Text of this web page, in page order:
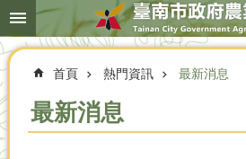
跳到主要內容區塊
搜
尋
進
首頁 熱門資訊 最新消息
最新消息